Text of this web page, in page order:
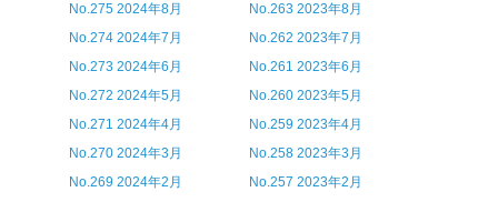
No.275 2024年8月
No.274 2024年7月
No.273 2024年6月
No.272 2024年5月
No.271 2024年4月
No.270 2024年3月
No.269 2024年2月
No.263 2023年8月
No.262 2023年7月
No.261 2023年6月
No.260 2023年5月
No.259 2023年4月
No.258 2023年3月
No.257 2023年2月